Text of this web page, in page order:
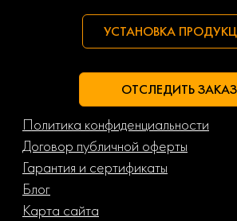
УСТАНОВКА
ОТСЛЕДИТЬ ЗАКАЗ
Политика конфиденциальности
Договор публичной оферты
Гарантия и сертификаты
Блог
Карта сайта